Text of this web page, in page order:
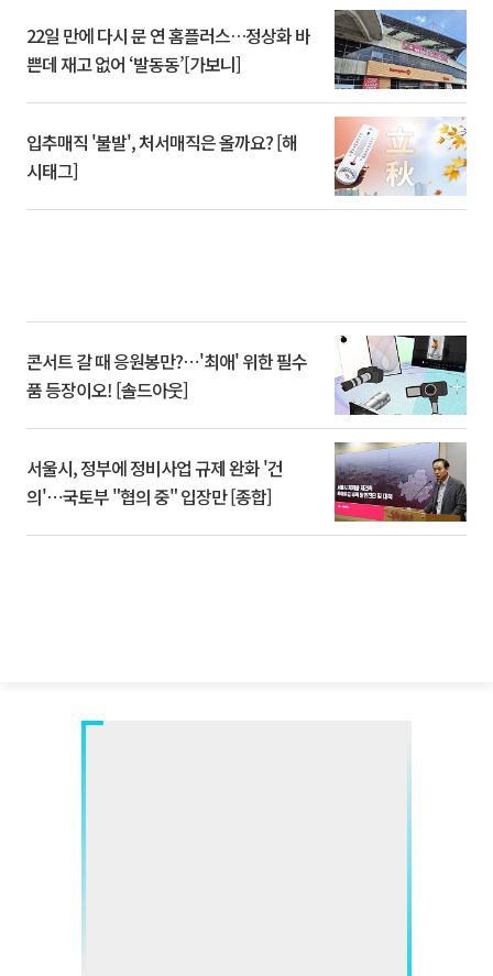
22일 만에 다시 문 연 홈플러스…정상화 바
쁜데 재고 없어 ‘발동동’[가보니]
입추매직 '불발', 처서매직은 올까요? [해
시태그]
콘서트 갈 때 응원봉만?⋯'최애' 위한 필수
품 등장이오! [솔드아웃]
서울시, 정부에 정비사업 규제 완화 '건
의'⋯국토부 "협의 중" 입장만 [종합]